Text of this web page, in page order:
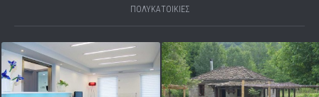
ΠΟΛΥΚΑΤΟΙΚΙΕΣ